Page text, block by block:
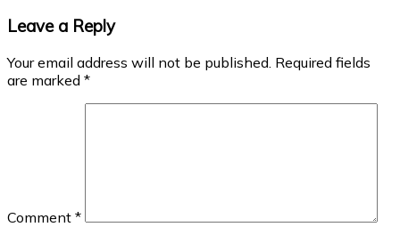
Leave a Reply
Your email address will not be published. Required fields
are marked *
Comment *